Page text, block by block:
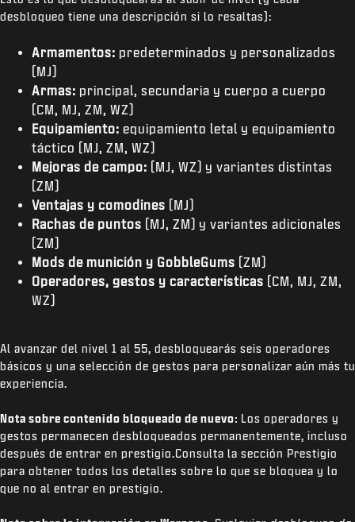
desbloqueo tiene una descripción si lo resaltas):
Armamentos: predeterminados y personalizados
(MJ)
Armas: principal, secundaria y cuerpo a cuerpo
(CM, MJ, ZM, WZ)
Equipamiento: equipamiento letal y equipamiento
táctico (MJ, ZM, WZ)
Mejoras de campo: (MJ, WZ) y variantes distintas
(ZM)
Ventajas y comodines (MJ)
Rachas de puntos (MJ, ZM) y variantes adicionales
(ZM)
Mods de munición y GobbleGums (ZM)
Operadores, gestos y características (CM, MJ, ZM,
WZ)
Al avanzar del nivel 1 al 55, desbloquearás seis operadores
básicos y una selección de gestos para personalizar aún más tu
experiencia.
Nota sobre contenido bloqueado de nuevo: Los operadores y
gestos permanecen desbloqueados permanentemente, incluso
después de entrar en prestigio.Consulta la sección Prestigio
para obtener todos los detalles sobre lo que se bloquea y lo
que no al entrar en prestigio.